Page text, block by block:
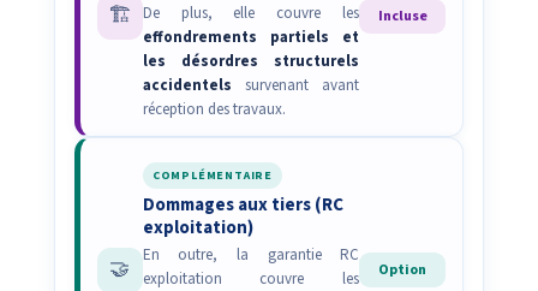
🏗️
De plus, elle couvre les
effondrements partiels et
les désordres structurels
accidentels survenant avant
réception des travaux.
Incluse
🤝
COMPLÉMENTAIRE
Dommages aux tiers (RC
exploitation)
En outre, la garantie RC
exploitation couvre les
Option